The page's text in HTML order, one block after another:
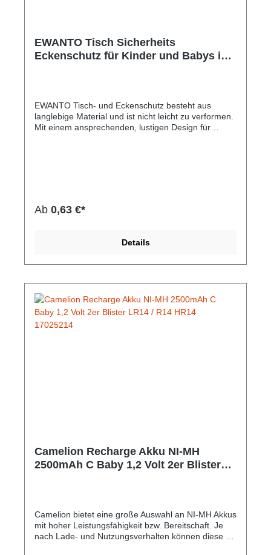
EWANTO Tisch Sicherheits
Eckenschutz für Kinder und Babys im
EWANTO Tisch- und Eckenschutz besteht aus
langlebige Material und ist nicht leicht zu verformen.
Mit einem ansprechenden, lustigen Design für
Möbeloberflächen wie Holz, Glas oder Kunststoff
angebracht werden. Vor dem Anbringen bitte die
auf die Kante drücken, um einen starken Halt zu
beitragen, Unfälle und Verletzungen von Kindern
vorzubeugen geeignet für 90° Ecken und Kanten
Abmessungen: 42 mm x 38 mm x 38 mm Material:
Ab 0,63 €*
Details
Camelion Recharge Akku NI-MH
2500mAh C Baby 1,2 Volt 2er Blister
Camelion bietet eine große Auswahl an NI-MH Akkus
mit hoher Leistungsfähigkeit bzw. Bereitschaft. Je
nach Lade- und Nutzungsverhalten können diese bis